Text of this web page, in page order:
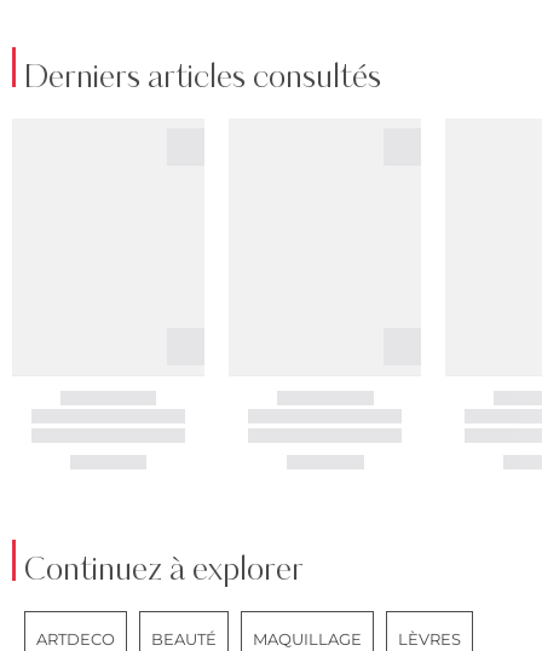
Derniers articles consultés
Continuez à explorer
ARTDECO BEAUTÉ MAQUILLAGE LÈVRES